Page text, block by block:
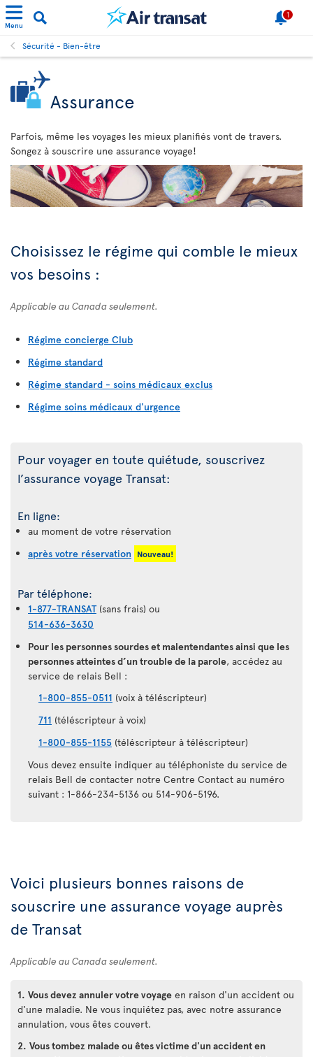
Menu
1
Sécurité - Bien-être
Assurance
Parfois, même les voyages les mieux planifiés vont de travers.
Songez à souscrire une assurance voyage!
Choisissez le régime qui comble le mieux
vos besoins :
Applicable au Canada seulement.
Régime concierge Club
Régime standard
Régime standard - soins médicaux exclus
Régime soins médicaux d'urgence
Pour voyager en toute quiétude, souscrivez
l’assurance voyage Transat:
En ligne:
au moment de votre réservation
après votre réservation
Nouveau!
Par téléphone:
1-877-TRANSAT(sans frais) ou
514-636-3630
Pour les personnes sourdes et malentendantes ainsi que les
personnes atteintes d’un trouble de la parole, accédez au
service de relais Bell :
1-800-855-0511 (voix à téléscripteur)
711 (téléscripteur à voix)
1-800-855-1155 (téléscripteur à téléscripteur)
Vous devez ensuite indiquer au téléphoniste du service de
relais Bell de contacter notre Centre Contact au numéro
suivant : 1-866-234-5136 ou 514-906-5196.
Voici plusieurs bonnes raisons de
souscrire une assurance voyage auprès
de Transat
Applicable au Canada seulement.
1. Vous devez annuler votre voyage en raison d'un accident ou
d'une maladie. Ne vous inquiétez pas, avec notre assurance
annulation, vous êtes couvert.
2. Vous tombez malade ou êtes victime d'un accident en